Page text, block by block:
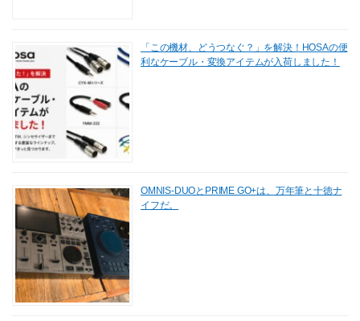
「この機材、どうつなぐ？」を解決！HOSAの便
利なケーブル・変換アイテムが入荷しました！
OMNIS-DUOとPRIME GO+は、万年筆と十徳ナ
イフだ。